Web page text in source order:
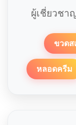
ผู้เชี่ยวชา
ขวดส
หลอดครีม